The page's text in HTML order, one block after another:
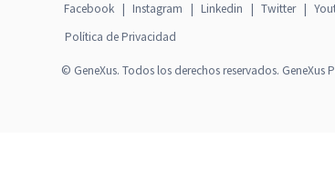
Facebook | Instagram | Linkedin | Twitter |
Política de Privacidad
© GeneXus. Todos los derechos reservados.